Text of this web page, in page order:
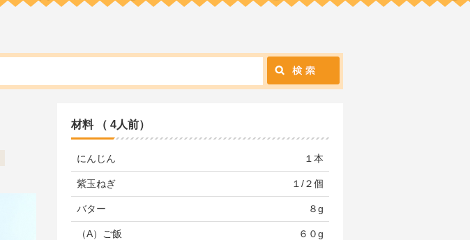
材料 （ 4人前）
にんじん １本
紫玉ねぎ １/２個
バター ８g
（A）ご飯 ６０g